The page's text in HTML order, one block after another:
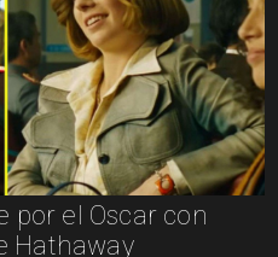
por el Oscar con
Hathaway